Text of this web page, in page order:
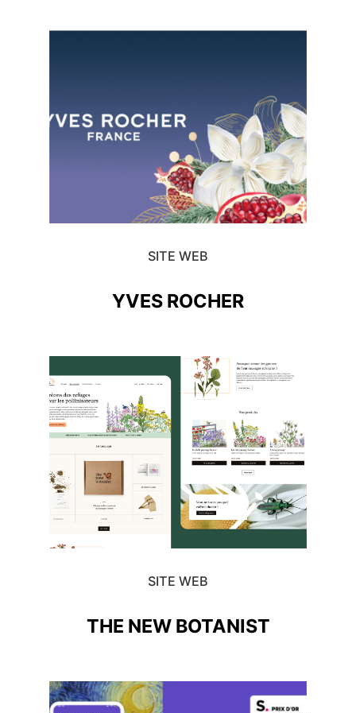
SITE WEB
YVES ROCHER
SITE WEB
THE NEW BOTANIST